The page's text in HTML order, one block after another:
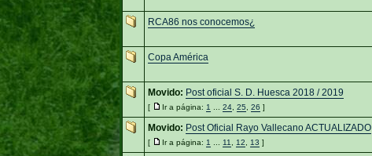
RCA86 nos conocemos¿
Copa América
Movido: Post oficial S. D. Huesca 2018 / 2019
[ Ir a página: 1 24, 25 26 ]
Movido: Post Oficial Rayo Vallecano ACTUALIZADO
[ Ir a página: 1 11 12 13 ]